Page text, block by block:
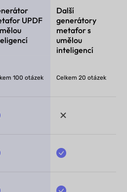
UPDF
Další
generátory
metafor s
umělou
inteligencí
100 otázek Celkem 20 otázek